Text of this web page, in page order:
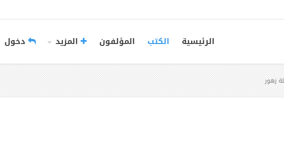
الرئيسية الكتب المؤلفون المزيد دخول
زهور